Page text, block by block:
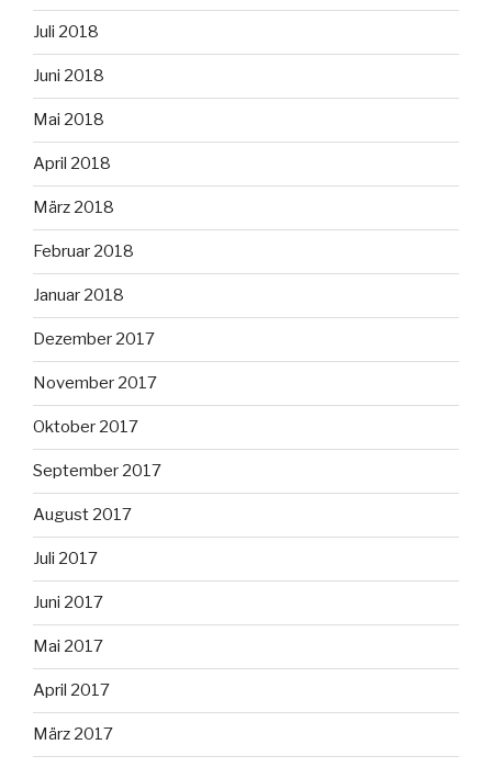
Juli 2018
Juni 2018
Mai 2018
April 2018
März 2018
Februar 2018
Januar 2018
Dezember 2017
November 2017
Oktober 2017
September 2017
August 2017
Juli 2017
Juni 2017
Mai 2017
April 2017
März 2017